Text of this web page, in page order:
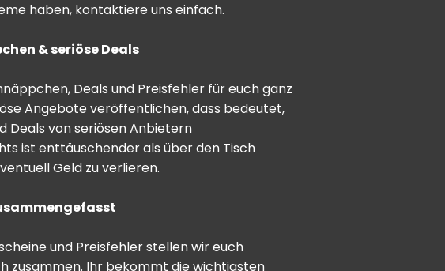
haben, kontaktiere uns einfach.
& seriöse Deals
Deals und Preisfehler für euch ganz
Angebote veröffentlichen, dass bedeutet,
Deals von seriösen Anbietern
ist enttäuschender als über den Tisch
Geld zu verlieren.
und Preisfehler stellen wir euch
zusammen. Ihr bekommt die wichtigsten